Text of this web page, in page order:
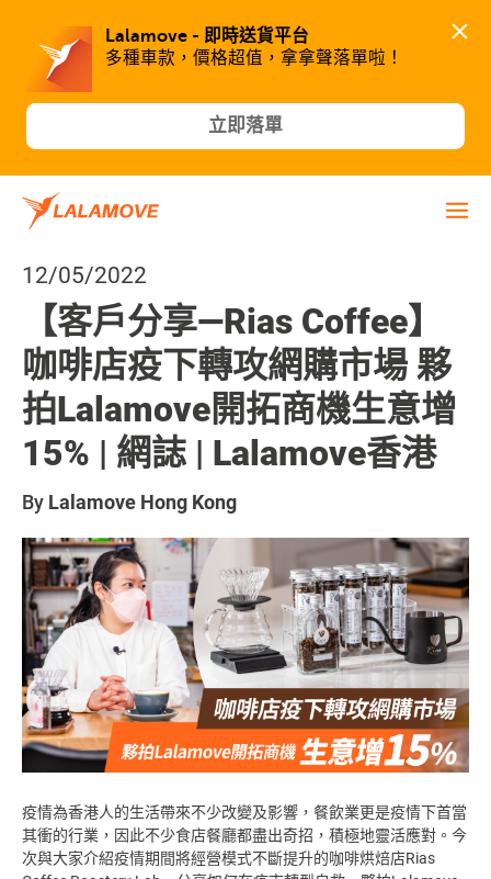
Lalamove - 即時送貨平台
多種車款，價格超值，拿拿聲落單啦！
立即落單
12/05/2022
【客戶分享—Rias Coffee】
咖啡店疫下轉攻網購市場 夥
拍Lalamove開拓商機生意增
15% | 網誌 | Lalamove香港
By Lalamove Hong Kong
疫情為香港人的生活帶來不少改變及影響，餐飲業更是疫情下首當
其衝的行業，因此不少食店餐廳都盡出奇招，積極地靈活應對。今
次與大家介紹疫情期間將經營模式不斷提升的咖啡烘焙店Rias